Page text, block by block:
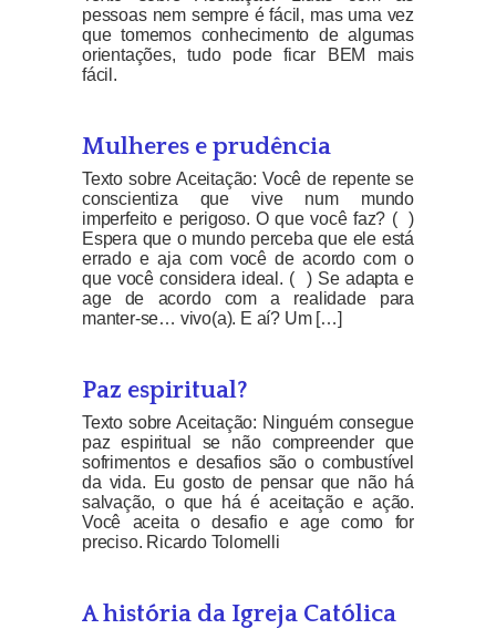
pessoas nem sempre é fácil, mas uma vez
que tomemos conhecimento de algumas
orientações, tudo pode ficar BEM mais
fácil.
Mulheres e prudência
Texto sobre Aceitação: Você de repente se
conscientiza que vive num mundo
imperfeito e perigoso. O que você faz? ( )
Espera que o mundo perceba que ele está
errado e aja com você de acordo com o
que você considera ideal. ( ) Se adapta e
age de acordo com a realidade para
manter-se… vivo(a). E aí? Um […]
Paz espiritual?
Texto sobre Aceitação: Ninguém consegue
paz espiritual se não compreender que
sofrimentos e desafios são o combustível
da vida. Eu gosto de pensar que não há
salvação, o que há é aceitação e ação.
Você aceita o desafio e age como for
preciso. Ricardo Tolomelli
A história da Igreja Católica